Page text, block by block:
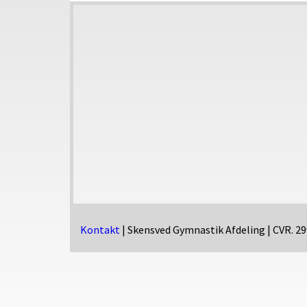
Kontakt | Skensved Gymnastik Afdeling | CVR.